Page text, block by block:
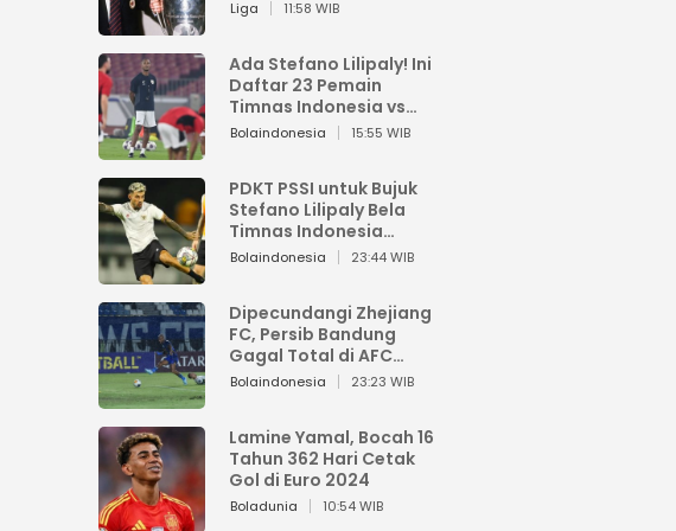
Liga 11:58 WIB
Ada Stefano Lilipaly! Ini
Daftar 23 Pemain
Timnas Indonesia vs
China
Bolaindonesia 15:55 WIB
PDKT PSSI untuk Bujuk
Stefano Lilipaly Bela
Timnas Indonesia
Berakhir Berantakan
Bolaindonesia 23:44 WIB
Dipecundangi Zhejiang
FC, Persib Bandung
Gagal Total di AFC
Champions League Two
Bolaindonesia 23:23 WIB
Lamine Yamal, Bocah 16
Tahun 362 Hari Cetak
Gol di Euro 2024
Boladunia 10:54 WIB